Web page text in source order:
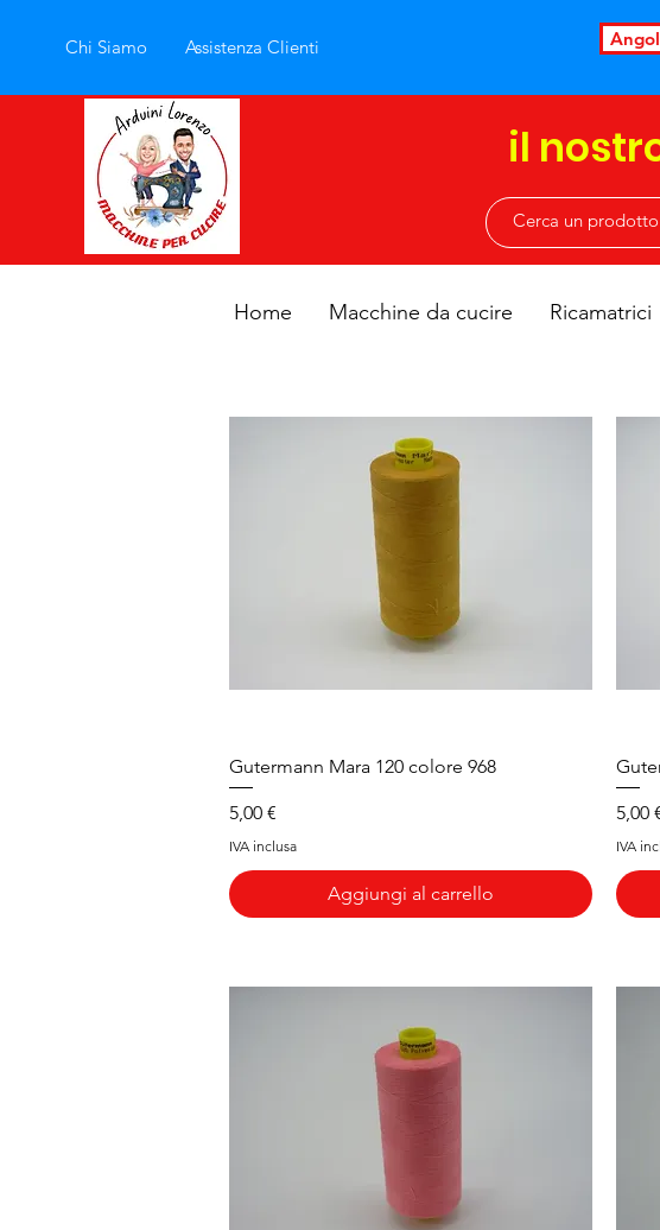
Chi Siamo Assistenza Clienti
il
Home Macchine da cucire Ricamatrici
Vista rapida
Gutermann Mara 120 colore 968
Prezzo
5,00 €
IVA inclusa
Aggiungi al carrello
5,00
IVA